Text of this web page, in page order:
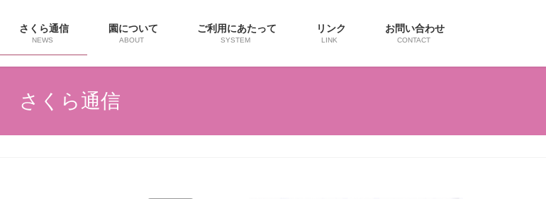
さくら通信
NEWS
園について
ABOUT
ご利用にあたって
SYSTEM
リンク
LINK
お問い合わせ
CONTACT
さくら通信